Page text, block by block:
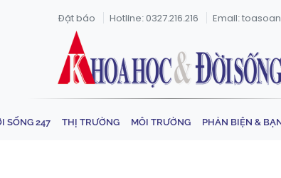
Đặt báo Hotline: 0327.216.216 Email:
SỐNG 247 THỊ TRƯỜNG MÔI TRƯỜNG PHẢN BIỆN &